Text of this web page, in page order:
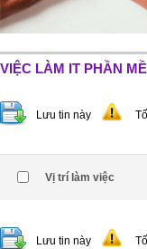
VIỆC LÀM IT PHẦN
Lưu tin này
Vị trí làm việc
Lưu tin này